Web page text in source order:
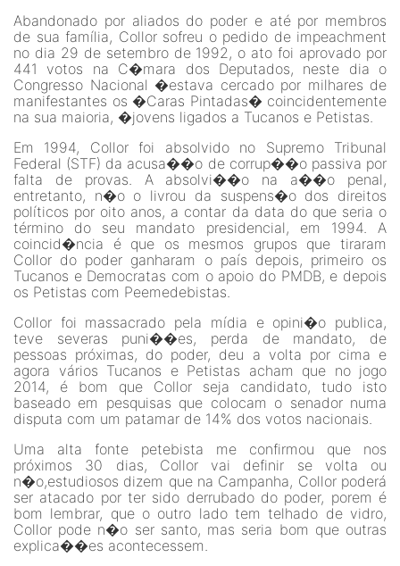
Abandonado por aliados do poder e até por membros
de sua família, Collor sofreu o pedido de impeachment
no dia 29 de setembro de 1992, o ato foi aprovado por
441 votos na C�mara dos Deputados, neste dia o
Congresso Nacional �estava cercado por milhares de
manifestantes os �Caras Pintadas� coincidentemente
na sua maioria, �jovens ligados a Tucanos e Petistas.
Em 1994, Collor foi absolvido no Supremo Tribunal
Federal (STF) da acusa��o de corrup��o passiva por
falta de provas. A absolvi��o na a��o penal,
entretanto, n�o o livrou da suspens�o dos direitos
políticos por oito anos, a contar da data do que seria o
término do seu mandato presidencial, em 1994. A
coincid�ncia é que os mesmos grupos que tiraram
Collor do poder ganharam o país depois, primeiro os
Tucanos e Democratas com o apoio do PMDB, e depois
os Petistas com Peemedebistas.
Collor foi massacrado pela mídia e opini�o publica,
teve severas puni��es, perda de mandato, de
pessoas próximas, do poder, deu a volta por cima e
agora vários Tucanos e Petistas acham que no jogo
2014, é bom que Collor seja candidato, tudo isto
baseado em pesquisas que colocam o senador numa
disputa com um patamar de 14% dos votos nacionais.
Uma alta fonte petebista me confirmou que nos
próximos 30 dias, Collor vai definir se volta ou
n�o,estudiosos dizem que na Campanha, Collor poderá
ser atacado por ter sido derrubado do poder, porem é
bom lembrar, que o outro lado tem telhado de vidro,
Collor pode n�o ser santo, mas seria bom que outras
explica��es acontecessem.